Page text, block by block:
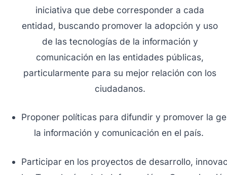
iniciativa que debe corresponder a cada
entidad, buscando promover la adopción y uso
de las tecnologías de la información y
comunicación en las entidades públicas,
particularmente para su mejor relación con los
ciudadanos.
Proponer políticas para difundir y promover la
la información y comunicación en el país.
Participar en los proyectos de desarrollo,